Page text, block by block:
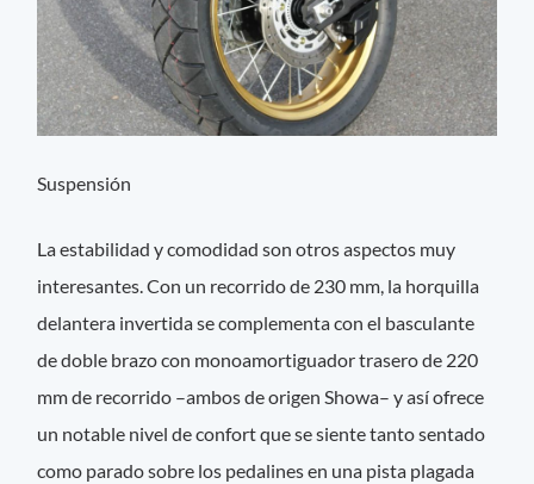
Suspensión
La estabilidad y comodidad son otros aspectos muy
interesantes. Con un recorrido de 230 mm, la horquilla
delantera invertida se complementa con el basculante
de doble brazo con monoamortiguador trasero de 220
mm de recorrido –ambos de origen Showa– y así ofrece
un notable nivel de confort que se siente tanto sentado
como parado sobre los pedalines en una pista plagada